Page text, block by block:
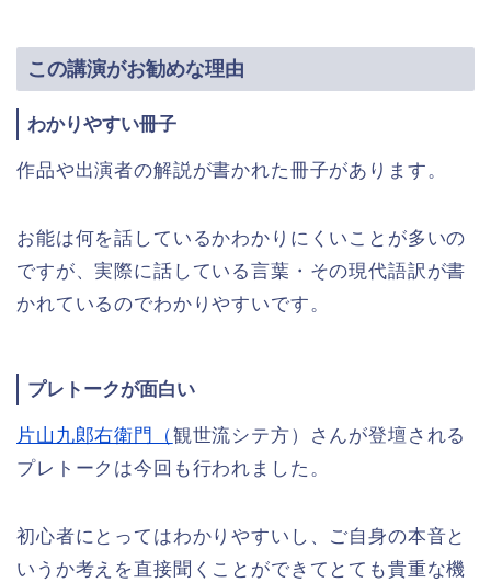
この講演がお勧めな理由
わかりやすい冊子
作品や出演者の解説が書かれた冊子があります。
お能は何を話しているかわかりにくいことが多いの
ですが、実際に話している言葉・その現代語訳が書
かれているのでわかりやすいです。
プレトークが面白い
片山九郎右衛門（観世流シテ方）さんが登壇される
プレトークは今回も行われました。
初心者にとってはわかりやすいし、ご自身の本音と
いうか考えを直接聞くことができてとても貴重な機